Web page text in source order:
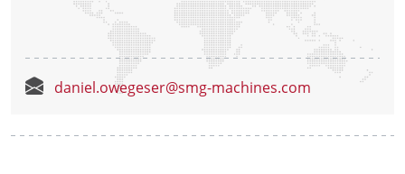
daniel.owegeser@smg-machines.com